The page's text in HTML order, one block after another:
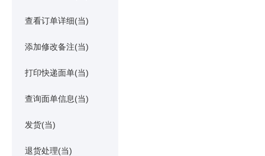
查看订单详细(当)
添加修改备注(当)
打印快递面单(当)
查询面单信息(当)
发货(当)
退货处理(当)